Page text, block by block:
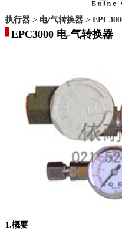
执行器> 电/气转换器>
EPC3000 电-气转换器
1.概要